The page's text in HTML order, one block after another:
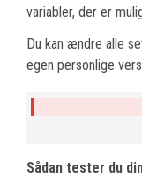
variabler, der er
Du kan ændre alle
egen personlige
Sådan tester du